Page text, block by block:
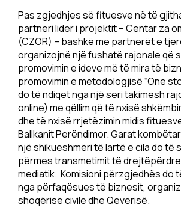
Pas zgjedhjes së fituesve në të
partneri lider i projektit – Centar za
(CZOR) – bashkë me partnerët e
organizojnë një fushatë rajonale që
promovimin e ideve më të mira të
promovimin e metodologjisë “One
do të ndiqet nga një seri takimesh
online) me qëllim që të nxisë
dhe të nxisë rrjetëzimin midis
Ballkanit Perëndimor. Garat
një shikueshmëri të lartë e cila do të
përmes transmetimit të
mediatik. Komisioni përzgjedhës do
nga përfaqësues të biznesit,
shoqërisë civile dhe Qeverisë.